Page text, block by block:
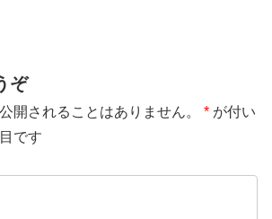
ぞ
開されることはありません。 * が付い
です